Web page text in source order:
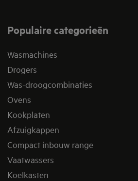
Populaire categorieën
Wasmachines
Drogers
Was-droogcombinaties
Ovens
Kookplaten
Afzuigkappen
Compact inbouw range
Vaatwassers
Koelkasten